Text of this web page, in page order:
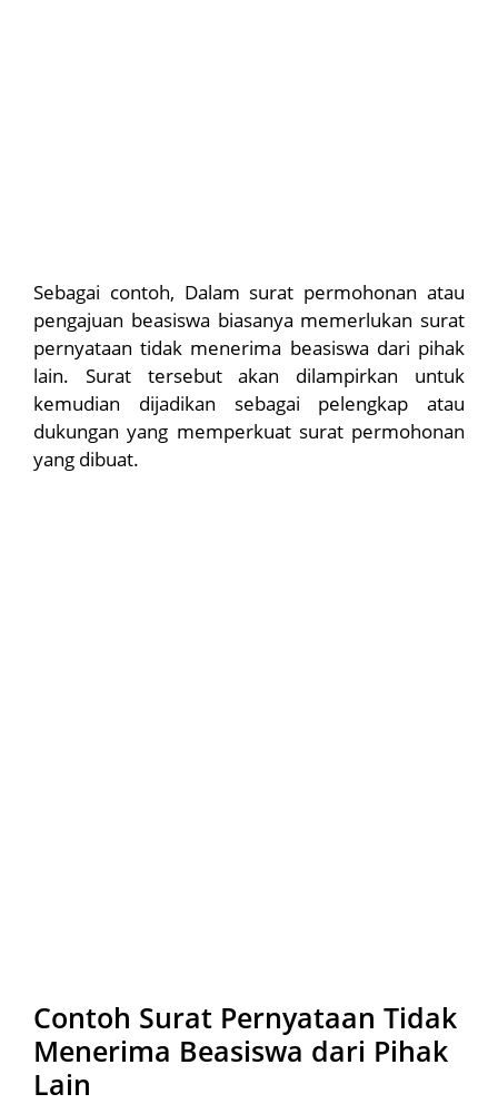
Sebagai contoh, Dalam surat permohonan atau
pengajuan beasiswa biasanya memerlukan surat
pernyataan tidak menerima beasiswa dari pihak
lain. Surat tersebut akan dilampirkan untuk
kemudian dijadikan sebagai pelengkap atau
dukungan yang memperkuat surat permohonan
yang dibuat.
Contoh Surat Pernyataan Tidak
Menerima Beasiswa dari Pihak
Lain